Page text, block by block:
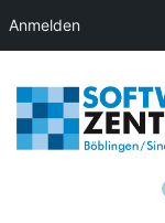
Anmelden